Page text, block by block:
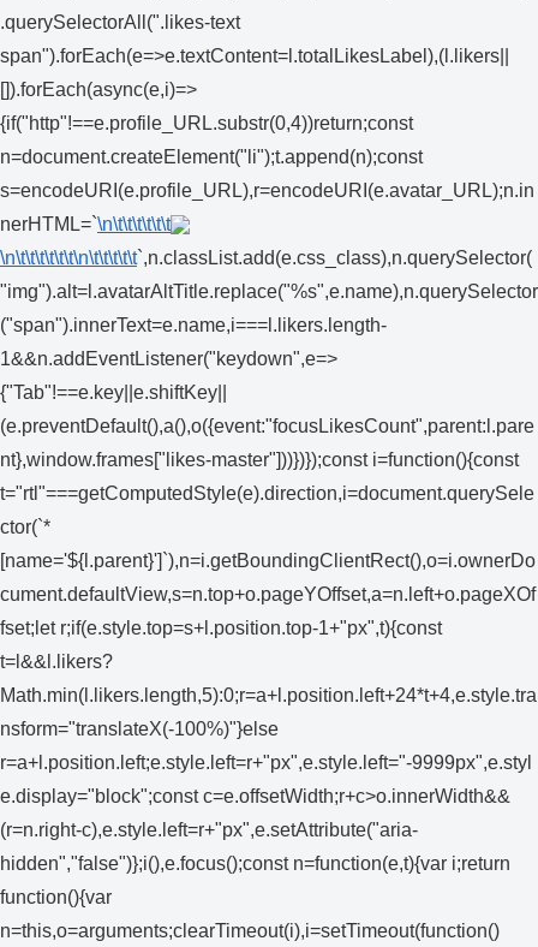
.querySelectorAll(".likes-text
span").forEach(e=>e.textContent=l.totalLikesLabel),(l.likers||
[]).forEach(async(e,i)=>
{if("http"!==e.profile_URL.substr(0,4))return;const
n=document.createElement("li");t.append(n);const
s=encodeURI(e.profile_URL),r=encodeURI(e.avatar_URL);n.in
nerHTML=`\n\t\t\t\t\t\t
\n\t\t\t\t\t\t\n\t\t\t\t\t`,n.classList.add(e.css_class),n.querySelector(
"img").alt=l.avatarAltTitle.replace("%s",e.name),n.querySelector
("span").innerText=e.name,i===l.likers.length-
1&&n.addEventListener("keydown",e=>
{"Tab"!==e.key||e.shiftKey||
(e.preventDefault(),a(),o({event:"focusLikesCount",parent:l.pare
nt},window.frames["likes-master"]))})});const i=function(){const
t="rtl"===getComputedStyle(e).direction,i=document.querySele
ctor(`*
[name='${l.parent}']`),n=i.getBoundingClientRect(),o=i.ownerDo
cument.defaultView,s=n.top+o.pageYOffset,a=n.left+o.pageXOf
fset;let r;if(e.style.top=s+l.position.top-1+"px",t){const
t=l&&l.likers?
Math.min(l.likers.length,5):0;r=a+l.position.left+24*t+4,e.style.tra
nsform="translateX(-100%)"}else
r=a+l.position.left;e.style.left=r+"px",e.style.left="-9999px",e.styl
e.display="block";const c=e.offsetWidth;r+c>o.innerWidth&&
(r=n.right-c),e.style.left=r+"px",e.setAttribute("aria-
hidden","false")};i(),e.focus();const n=function(e,t){var i;return
function(){var
n=this,o=arguments;clearTimeout(i),i=setTimeout(function()